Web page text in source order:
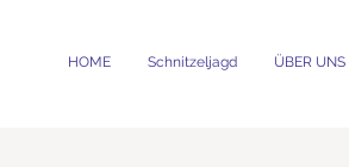
HOME Schnitzeljagd ÜBER UNS